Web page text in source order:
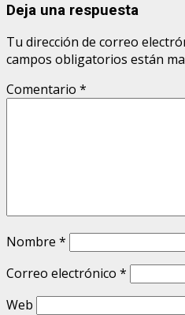
Deja una respuesta
Tu dirección de correo
campos obligatorios están
Comentario *
Nombre *
Correo electrónico *
Web